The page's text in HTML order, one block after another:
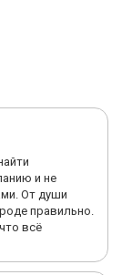
и не
От души
правильно.
всё